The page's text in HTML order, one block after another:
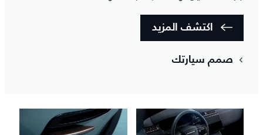
اكتشف المزيد
صمم سيارتك